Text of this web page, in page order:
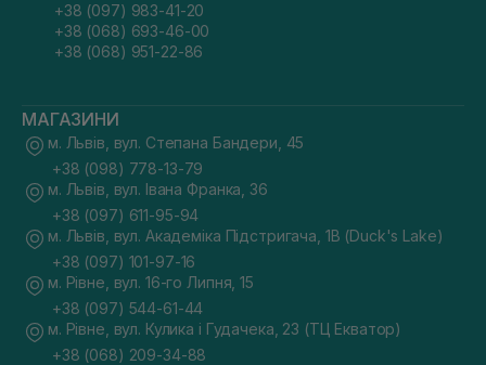
+38 (097) 983-41-20
+38 (068) 693-46-00
+38 (068) 951-22-86
МАГАЗИНИ
м. Львів, вул. Степана Бандери, 45
+38 (098) 778-13-79
м. Львів, вул. Івана Франка, 36
+38 (097) 611-95-94
м. Львів, вул. Академіка Підстригача, 1В (Duck's Lake)
+38 (097) 101-97-16
м. Рівне, вул. 16-го Липня, 15
+38 (097) 544-61-44
м. Рівне, вул. Кулика і Гудачека, 23 (ТЦ Екватор)
+38 (068) 209-34-88